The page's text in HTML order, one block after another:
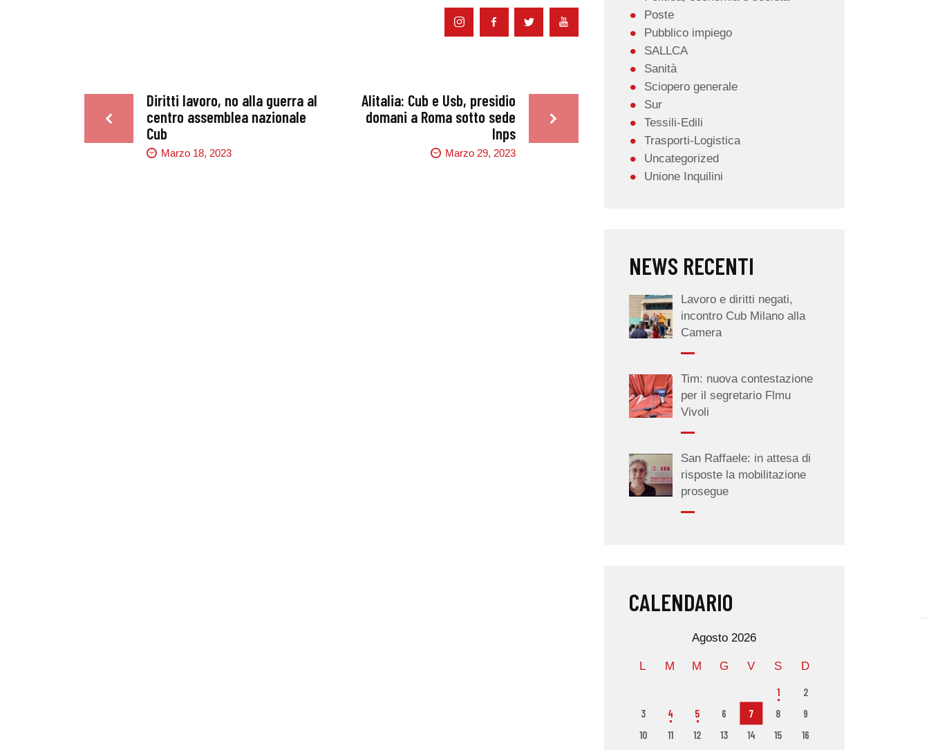
Diritti lavoro, no alla guerra al
centro assemblea nazionale
Cub
Marzo 18, 2023
Alitalia: Cub e Usb, presidio
domani a Roma sotto sede
Inps
Marzo 29, 2023
Poste
Pubblico impiego
SALLCA
Sanità
Sciopero generale
Sur
Tessili-Edili
Trasporti-Logistica
Uncategorized
Unione Inquilini
NEWS RECENTI
Lavoro e diritti negati,
incontro Cub Milano alla
Camera
Tim: nuova contestazione
per il segretario Flmu
Vivoli
San Raffaele: in attesa di
risposte la mobilitazione
prosegue
CALENDARIO
Agosto 2026
L M M G V S D
1
2
3
4 5 6 7 8
9
10
11 12 13 14 15
16